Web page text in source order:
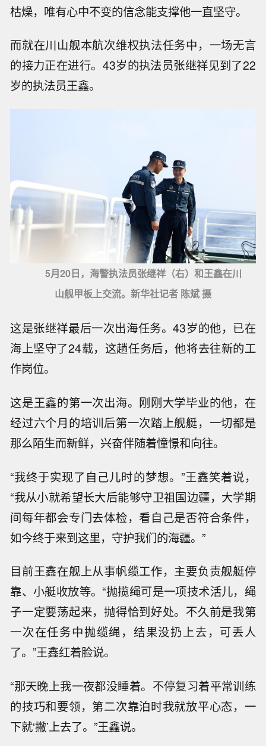
枯燥，唯有心中不变的信念能支撑他一直坚守。
而就在川山舰本航次维权执法任务中，一场无言
的接力正在进行。43岁的执法员张继祥见到了22
岁的执法员王鑫。
5月20日，海警执法员张继祥（右）和王鑫在川
山舰甲板上交流。新华社记者 陈斌 摄
这是张继祥最后一次出海任务。43岁的他，已在
海上坚守了24载，这趟任务后，他将去往新的工
作岗位。
这是王鑫的第一次出海。刚刚大学毕业的他，在
经过六个月的培训后第一次踏上舰艇，一切都是
那么陌生而新鲜，兴奋伴随着憧憬和向往。
“我终于实现了自己儿时的梦想。”王鑫笑着说，
“我从小就希望长大后能够守卫祖国边疆，大学期
间每年都会专门去体检，看自己是否符合条件，
如今终于来到这里，守护我们的海疆。”
目前王鑫在舰上从事帆缆工作，主要负责舰艇停
靠、小艇收放等。“抛揽绳可是一项技术活儿，绳
子一定要荡起来，抛得恰到好处。不久前是我第
一次在任务中抛缆绳，结果没扔上去，可丢人
了。”王鑫红着脸说。
“那天晚上我一夜都没睡着。不停复习着平常训练
的技巧和要领，第二次靠泊时我就放平心态，一
下就‘撇’上去了。”王鑫说。